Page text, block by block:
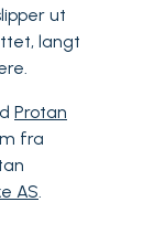
ut
langt
Protan
fra
AS.